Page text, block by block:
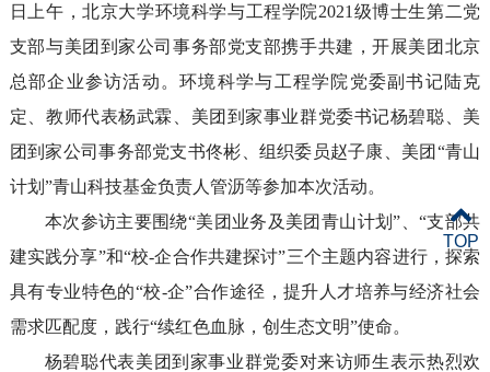
日上午，北京大学环境科学与工程学院2021级博士生第二党
支部与美团到家公司事务部党支部携手共建，开展美团北京
总部企业参访活动。环境科学与工程学院 党委副书记陆克
定、教师代表杨武霖
美团到家事业群党委书记杨碧聪
美
团到家公司事务部党支书佟彬、 组织委员赵子康、 美团“青山
计划”青山科技基金负责人管沥等参加本次活动。
本次参访主要围绕“美团 业务 及 美团 青山计划”、“支部共
建实践分享”和“校-企合作共建探讨”三个主题内容进行，探索
具有专业特色的“校-企”合作途径 ， 提升人才培养与经济社会
需求匹配度， 践行“续红色血脉，创生态文明”使命。
杨碧聪代表美团到家事业群党委对来访师生表示热烈欢
TOP